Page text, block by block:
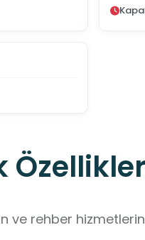
ve rehber